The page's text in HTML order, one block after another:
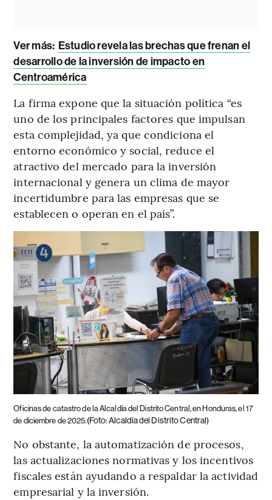
Ver más: Estudio revela las brechas que frenan el
desarrollo de la inversión de impacto en
Centroamérica
La firma expone que la situación política “es
uno de los principales factores que impulsan
esta complejidad, ya que condiciona el
entorno económico y social, reduce el
atractivo del mercado para la inversión
internacional y genera un clima de mayor
incertidumbre para las empresas que se
establecen o operan en el país”.
Oficinas de catastro de la Alcaldía del Distrito Central, en Honduras, el 17
de diciembre de 2025.(Foto: Alcaldía del Distrito Central)
No obstante, la automatización de procesos,
las actualizaciones normativas y los incentivos
fiscales están ayudando a respaldar la actividad
empresarial y la inversión.